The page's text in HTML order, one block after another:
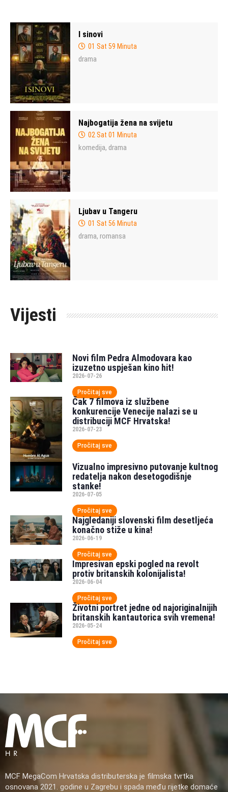
I sinovi
01 Sat 59 Minuta
drama
Najbogatija žena na svijetu
02 Sat 01 Minuta
komedija, drama
Ljubav u Tangeru
01 Sat 56 Minuta
drama, romansa
Vijesti
Novi film Pedra Almodovara kao
izuzetno uspješan kino hit!
2026-07-26
Pročitaj sve
Čak 7 filmova iz službene
konkurencije Venecije nalazi se u
distribuciji MCF Hrvatska!
2026-07-23
Pročitaj sve
Vizualno impresivno putovanje kultnog
redatelja nakon desetogodišnje
stanke!
2026-07-05
Pročitaj sve
Najgledaniji slovenski film desetljeća
konačno stiže u kina!
2026-06-19
Pročitaj sve
Impresivan epski pogled na revolt
protiv britanskih kolonijalista!
2026-06-04
Pročitaj sve
Životni portret jedne od najoriginalnijih
britanskih kantautorica svih vremena!
2026-05-24
Pročitaj sve
MCF MegaCom Hrvatska distributerska je filmska tvrtka
osnovana 2021. godine u Zagrebu i spada među rijetke domaće